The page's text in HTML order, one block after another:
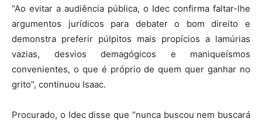
“Ao evitar a audiência pública, o Idec confirma faltar-lhe
argumentos jurídicos para debater o bom direito e
demonstra preferir púlpitos mais propícios a lamúrias
vazias, desvios demagógicos e maniqueísmos
convenientes, o que é próprio de quem quer ganhar no
grito”, continuou Isaac.
Procurado, o Idec disse que “nunca buscou nem buscará